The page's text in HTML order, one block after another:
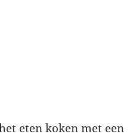
eten koken met een